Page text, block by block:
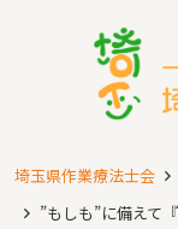
埼玉県作業療法士会
”もしも”に備えて